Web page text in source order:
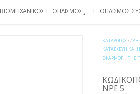
ΒΙΟΜΗΧΑΝΙΚΌΣ ΕΞΟΠΛΙΣΜΌΣ ΕΞΟΠΛΙΣΜΌΣ
ΚΑΤΆΛΟΓΟΣ/ /
ΚΑΤΑΣΚΕΥΉ ΚΑΙ
ΕΦΑΡΜΟΓΉ ΤΗΣ
NPE 5